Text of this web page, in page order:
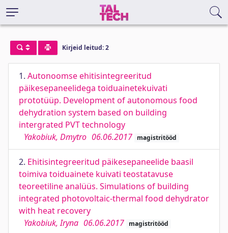
Kirjeid leitud: 2
1. Autonoomse ehitisintegreeritud
päikesepaneelidega toiduainetekuivati
prototüüp. Development of autonomous food
dehydration system based on building
intergrated PVT technology
Yakobiuk, Dmytro 06.06.2017 magistritööd
2. Ehitisintegreeritud päikesepaneelide baasil
toimiva toiduainete kuivati teostatavuse
teoreetiline analüüs. Simulations of building
integrated photovoltaic-thermal food dehydrator
with heat recovery
Yakobiuk, Iryna 06.06.2017 magistritööd